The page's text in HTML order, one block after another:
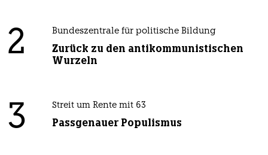
2 Bundeszentrale für politische Bildung
Zurück zu den antikommunistischen
Wurzeln
3 Streit um Rente mit 63
Passgenauer Populismus